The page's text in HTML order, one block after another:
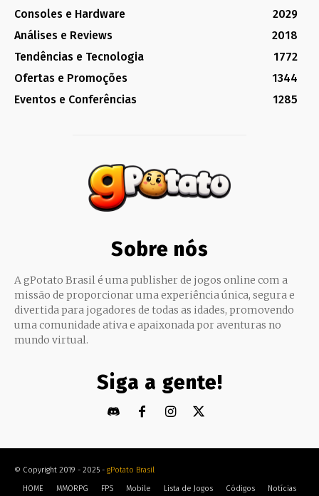
Consoles e Hardware
2029
Análises e Reviews
2018
Tendências e Tecnologia
1772
Ofertas e Promoções
1344
Eventos e Conferências
1285
Sobre nós
A gPotato Brasil é uma publisher de jogos online com a
missão de proporcionar uma experiência única, segura e
divertida para jogadores de todas as idades, promovendo
uma comunidade ativa e apaixonada por aventuras no
mundo virtual.
Siga a gente!
© Copyright 2019 - 2025 - gPotato Brasil
HOME
MMORPG FPS Mobile Lista de Jogos Códigos Notícias